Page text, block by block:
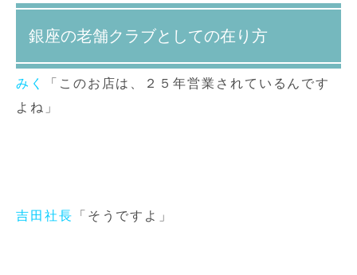
銀座の老舗クラブとしての在り方
みく
「このお店は、２５年営業されているんです
よね」
吉田社長 「そうですよ」